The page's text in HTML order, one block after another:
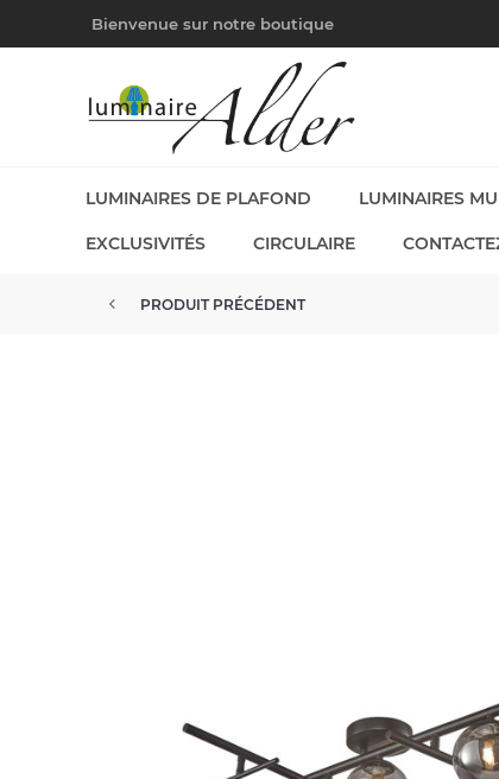
Bienvenue sur notre boutique
LUMINAIRES DE PLAFOND LUMINAIRES
EXCLUSIVITÉS CIRCULAIRE
PRODUIT PRÉCÉDENT